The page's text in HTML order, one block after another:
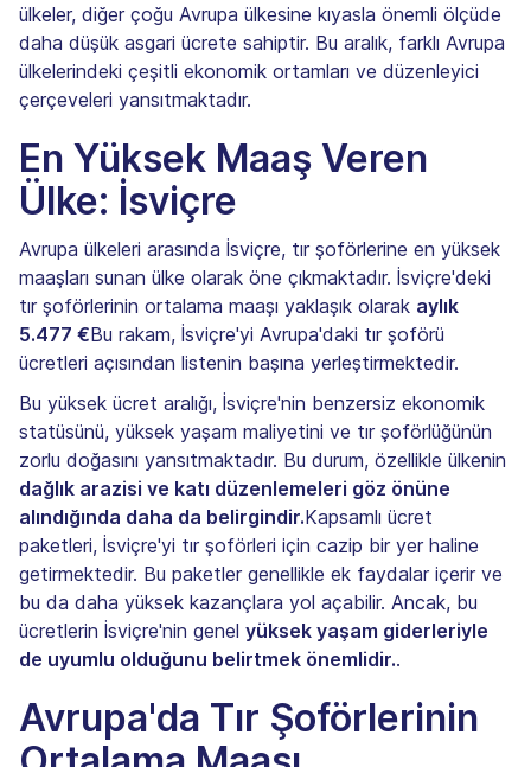
ülkeler, diğer çoğu Avrupa ülkesine kıyasla önemli ölçüde
daha düşük asgari ücrete sahiptir. Bu aralık, farklı Avrupa
ülkelerindeki çeşitli ekonomik ortamları ve düzenleyici
çerçeveleri yansıtmaktadır.
En Yüksek Maaş Veren
Ülke: İsviçre
Avrupa ülkeleri arasında İsviçre, tır şoförlerine en yüksek
maaşları sunan ülke olarak öne çıkmaktadır. İsviçre'deki
tır şoförlerinin ortalama maaşı yaklaşık olarak aylık
5.477 €Bu rakam, İsviçre'yi Avrupa'daki tır şoförü
ücretleri açısından listenin başına yerleştirmektedir.
Bu yüksek ücret aralığı, İsviçre'nin benzersiz ekonomik
statüsünü, yüksek yaşam maliyetini ve tır şoförlüğünün
zorlu doğasını yansıtmaktadır. Bu durum, özellikle ülkenin
dağlık arazisi ve katı düzenlemeleri göz önüne
alındığında daha da belirgindir.Kapsamlı ücret
paketleri, İsviçre'yi tır şoförleri için cazip bir yer haline
getirmektedir. Bu paketler genellikle ek faydalar içerir ve
bu da daha yüksek kazançlara yol açabilir. Ancak, bu
ücretlerin İsviçre'nin genel yüksek yaşam giderleriyle
de uyumlu olduğunu belirtmek önemlidir..
Avrupa'da Tır Şoförlerinin